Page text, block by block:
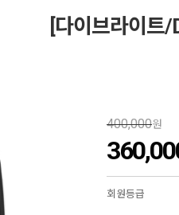
[다이브라이트
400,000원
회원등급